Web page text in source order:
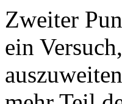
Zweiter
ein